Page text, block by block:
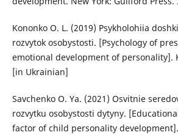
Kononko O. L. (2019) Psykholohiia
rozvytok osobystosti. [Psychology of
emotional development of personality].
[in Ukrainian]
Savchenko O. Ya. (2021) Osvitnie
rozvytku osobystosti dytyny.
factor of child personality